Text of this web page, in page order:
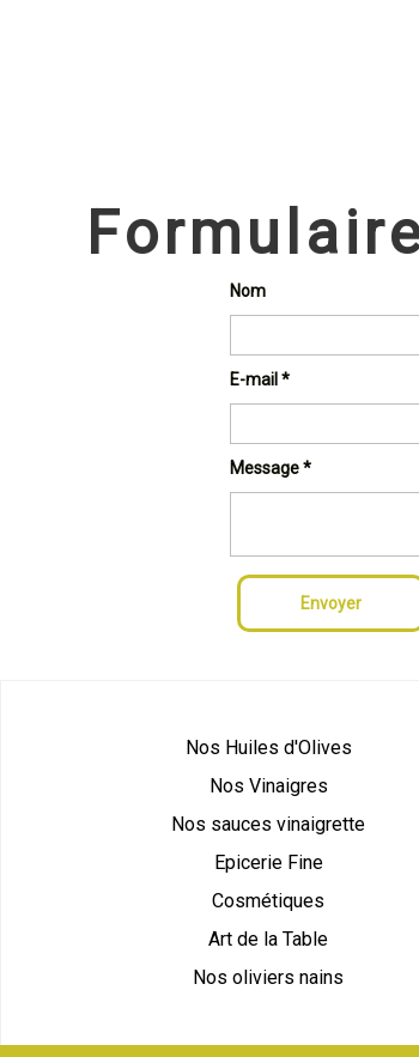
Nom
E-mail *
Message*
Envoyer
Nos Huiles d'Olives
Nos Vinaigres
Nos sauces vinaigrette
Epicerie Fine
Cosmétiques
Art de la Table
Nos oliviers nains